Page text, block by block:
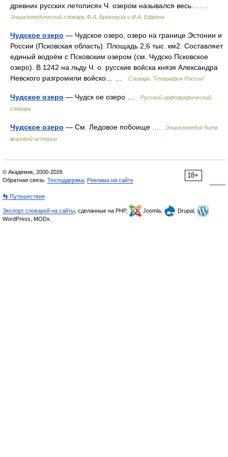
древних русских летописях Ч. озером назывался весь… …
Энциклопедический словарь Ф.А. Брокгауза и И.А. Ефрона
Чудское озеро — Чудское озеро, озеро на границе Эстонии и
России (Псковская область). Площадь 2,6 тыс. км2. Составляет
единый водоём с Псковским озером (см. Чудско Псковское
озеро). В 1242 на льду Ч. о. русские войска князя Александра
Невского разгромили войско… …
Словарь "География России"
Чудское озеро — Чудск ое озеро …
Русский орфографический
словарь
Чудское озеро — См. Ледовое побоище …
Энциклопедия битв
мировой истории
18+
© Академик, 2000-2026
Обратная связь: Техподдержка Реклама на сайте
👣 Путешествия
Экспорт словарей на сайты , сделанные на PHP, Joomla,
Drupal,
WordPress, MODx.